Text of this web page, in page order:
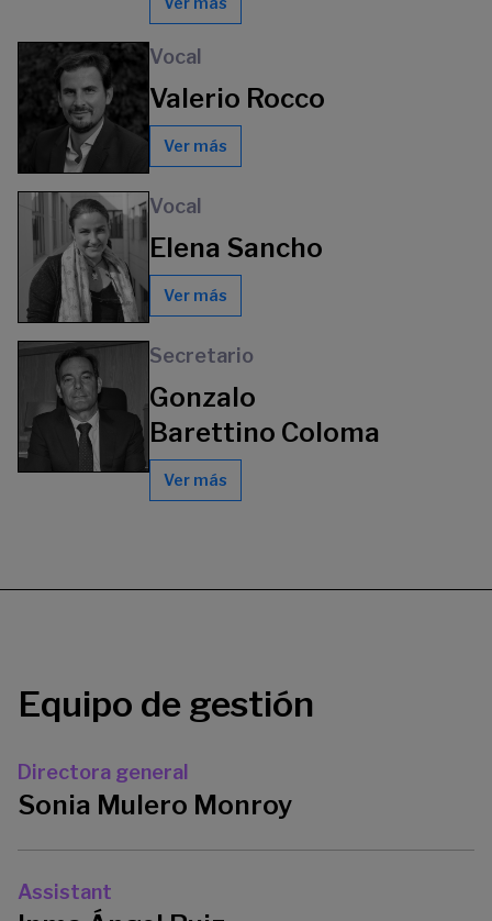
Vocal
Valerio Rocco
Ver más
Vocal
Elena Sancho
Ver más
Secretario
Gonzalo
Barettino Coloma
Ver más
Equipo de gestión
Directora general
Sonia Mulero Monroy
Assistant